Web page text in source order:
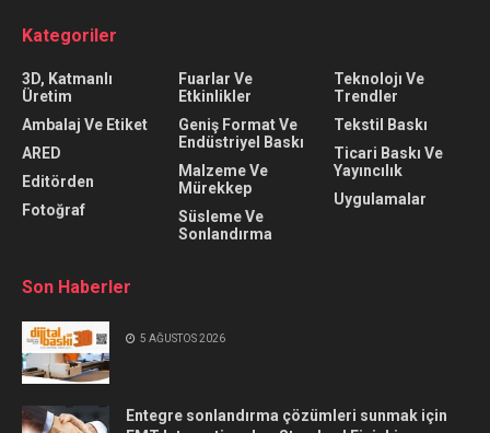
Kategoriler
3D, Katmanlı
Üretim
Ambalaj Ve Etiket
ARED
Editörden
Fotoğraf
Fuarlar Ve
Etkinlikler
Geniş Format Ve
Endüstriyel Baskı
Malzeme Ve
Mürekkep
Süsleme Ve
Sonlandırma
Teknolojı Ve
Trendler
Tekstil Baskı
Ticari Baskı Ve
Yayıncılık
Uygulamalar
Son Haberler
5 AĞUSTOS 2026
Entegre sonlandırma çözümleri sunmak için